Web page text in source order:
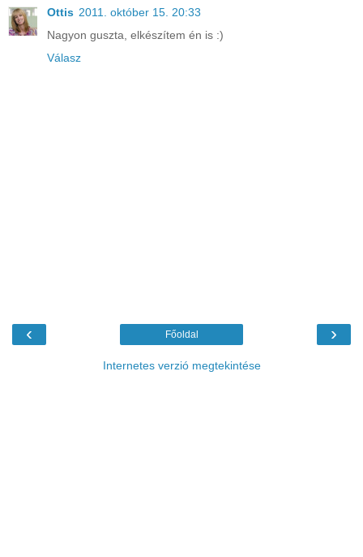
Ottis 2011. október 15. 20:33
Nagyon guszta, elkészítem én is :)
Válasz
‹ ›
Főoldal
Internetes verzió megtekintése